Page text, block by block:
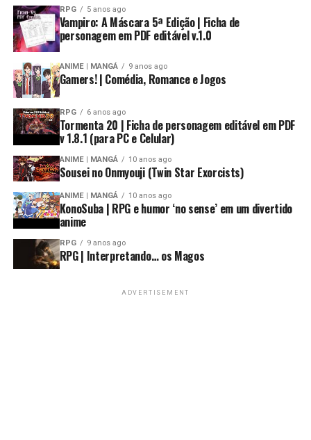
RPG 5 anos ago
Vampiro: A Máscara 5ª Edição | Ficha de
personagem em PDF editável v.1.0
ANIME | MANGÁ 9 anos ago
Gamers! | Comédia, Romance e Jogos
RPG 6 anos ago
Tormenta 20 | Ficha de personagem editável em PDF
v 1.8.1 (para PC e Celular)
ANIME | MANGÁ 10 anos ago
Sousei no Onmyouji (Twin Star Exorcists)
ANIME | MANGÁ 10 anos ago
KonoSuba | RPG e humor ‘no sense’ em um divertido
anime
RPG 9 anos ago
RPG | Interpretando… os Magos
ADVERTISEMENT